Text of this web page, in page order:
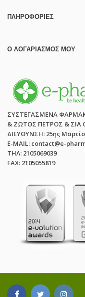
ΠΛΗΡΟΦΟΡΊΕΣ
Ο ΛΟΓΑΡΙΑΣΜΌΣ ΜΟΥ
ΣΥΣΤΕΓΑΣΜΕΝΑ
& ΖΩΤΟΣ ΠΕΤΡΟΣ & ΣΙΑ
ΔΙΕΥΘΥΝΣΗ: 25ης
E-MAIL: contact@e-
ΤΗΛ: 2105069039
FAX: 2105055819